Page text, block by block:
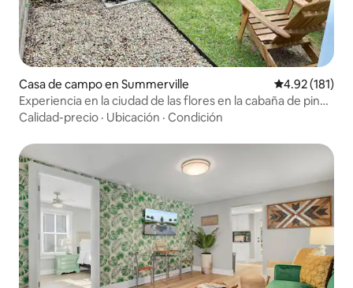
Casa de campo en Summerville Calificación
4.92 (181)
Experiencia en la ciudad de las flores en la cabaña de pino
sagrado
Calidad-precio · Ubicación · Condición